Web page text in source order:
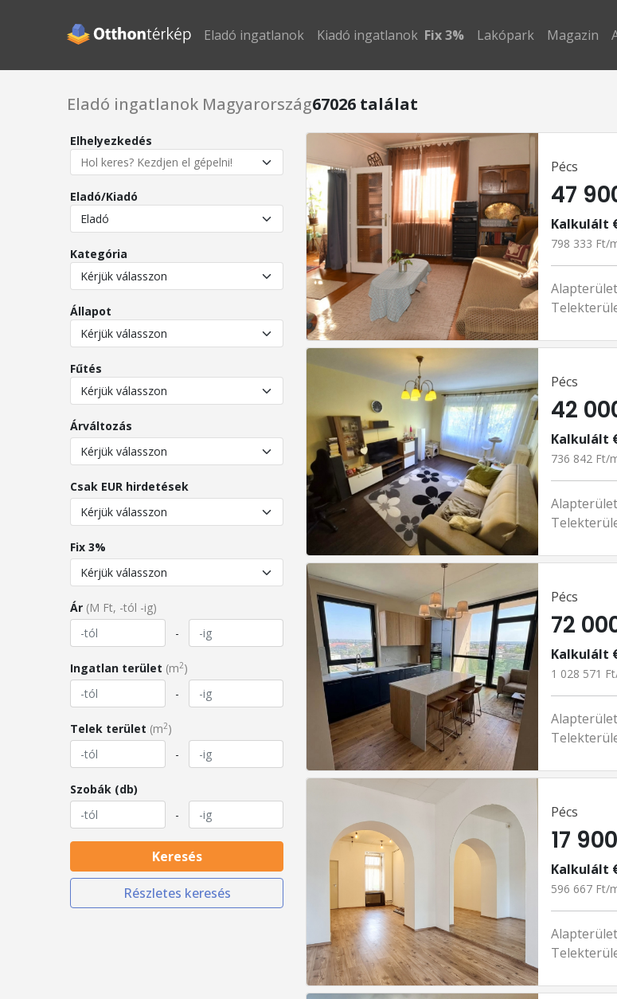
Eladó ingatlanok Kiadó ingatlanok Fix 3% Lakópark Magazin
Eladó ingatlanok Magyarország67026 találat
Elhelyezkedés
Eladó/Kiadó
Kategória
Állapot
Fűtés
Árváltozás
Csak EUR hirdetések
Fix 3%
Ár (M Ft, -tól -ig)
-
Ingatlan terület (m2)
-
Telek terület (m2)
-
Szobák (db)
-
Keresés
Részletes keresés
Pécs
47
Kalkulált
798 333 Ft/
Pécs
42
Kalkulált
736 842 Ft/
Pécs
72
Kalkulált
1 028 571
Pécs
17
Kalkulált
596 667 Ft/